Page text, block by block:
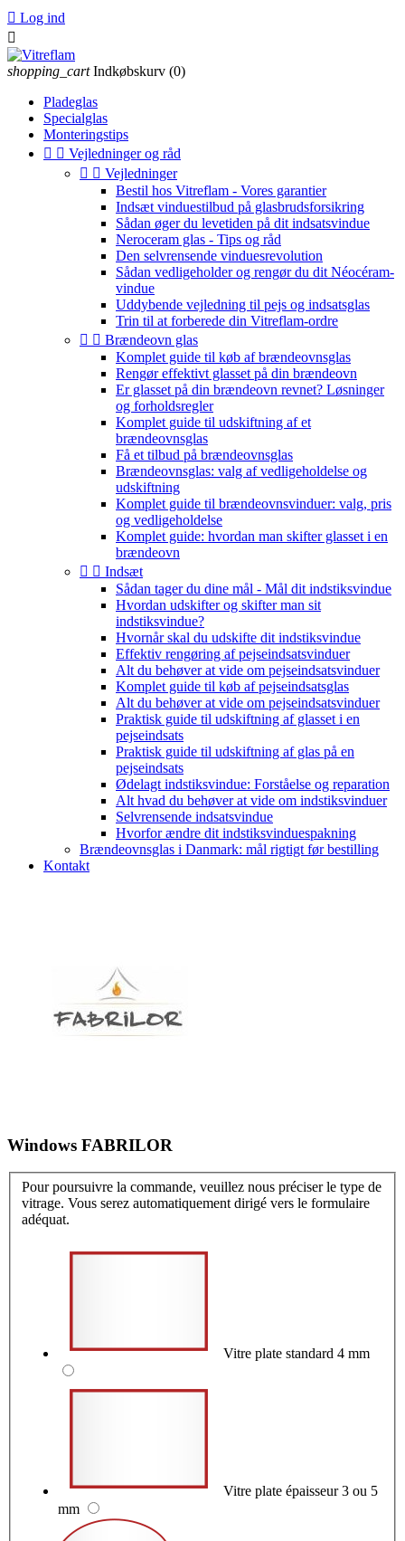
 Log ind

shopping_cart Indkøbskurv (0)
Pladeglas
Specialglas
Monteringstips
  Vejledninger og råd
  Vejledninger
Bestil hos Vitreflam - Vores garantier
Indsæt vinduestilbud på glasbrudsforsikring
Sådan øger du levetiden på dit indsatsvindue
Neroceram glas - Tips og råd
Den selvrensende vinduesrevolution
Sådan vedligeholder og rengør du dit Néocéram-
vindue
Uddybende vejledning til pejs og indsatsglas
Trin til at forberede din Vitreflam-ordre
  Brændeovn glas
Komplet guide til køb af brændeovnsglas
Rengør effektivt glasset på din brændeovn
Er glasset på din brændeovn revnet? Løsninger
og forholdsregler
Komplet guide til udskiftning af et
brændeovnsglas
Få et tilbud på brændeovnsglas
Brændeovnsglas: valg af vedligeholdelse og
udskiftning
Komplet guide til brændeovnsvinduer: valg, pris
og vedligeholdelse
Komplet guide: hvordan man skifter glasset i en
brændeovn
  Indsæt
Sådan tager du dine mål - Mål dit indstiksvindue
Hvordan udskifter og skifter man sit
indstiksvindue?
Hvornår skal du udskifte dit indstiksvindue
Effektiv rengøring af pejseindsatsvinduer
Alt du behøver at vide om pejseindsatsvinduer
Komplet guide til køb af pejseindsatsglas
Alt du behøver at vide om pejseindsatsvinduer
Praktisk guide til udskiftning af glasset i en
pejseindsats
Praktisk guide til udskiftning af glas på en
pejseindsats
Ødelagt indstiksvindue: Forståelse og reparation
Alt hvad du behøver at vide om indstiksvinduer
Selvrensende indsatsvindue
Hvorfor ændre dit indstiksvinduespakning
Brændeovnsglas i Danmark: mål rigtigt før bestilling
Kontakt
Windows FABRILOR
Pour poursuivre la commande, veuillez nous préciser le type de
vitrage. Vous serez automatiquement dirigé vers le formulaire
adéquat.
Vitre plate standard 4 mm
mm